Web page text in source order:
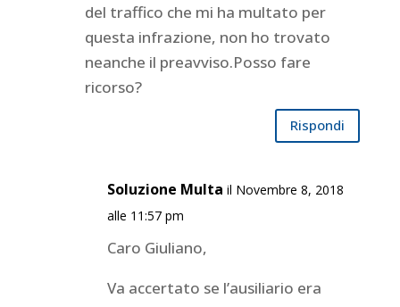
del traffico che mi ha multato per
questa infrazione, non ho trovato
neanche il preavviso.Posso fare
ricorso?
Rispondi
Soluzione Multa il Novembre 8, 2018
alle 11:57 pm
Caro Giuliano,
Va accertato se l’ausiliario era